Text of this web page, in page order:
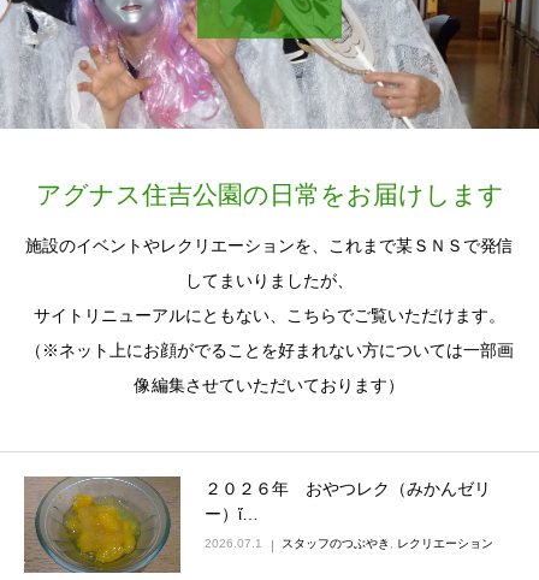
アグナス住吉公園の日常をお届けします
施設のイベントやレクリエーションを、これまで某ＳＮＳで発信
してまいりましたが、
サイトリニューアルにともない、こちらでご覧いただけます。
（※ネット上にお顔がでることを好まれない方については一部画
像編集させていただいております）
２０２６年 おやつレク（みかんゼリ
ー）ἴ…
2026.07.1 スタッフのつぶやき レクリエーション
アグナス住吉公園
採用情報
お問い合わせ